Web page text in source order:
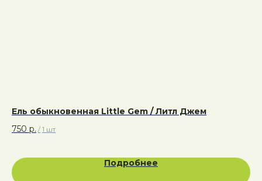
Ель обыкновенная Little Gem / Литл Джем
750 р. / 1 шт
Подробнее
Адрес: